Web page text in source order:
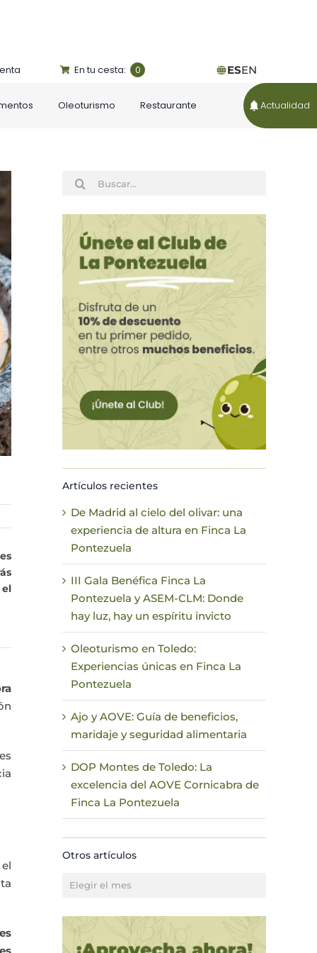
En tu cesta: 0 ESEN
Oleoturismo Restaurante Actualidad
el
Buscar:
Artículos recientes
De Madrid al cielo del olivar: una
experiencia de altura en Finca La
Pontezuela
III Gala Benéfica Finca La
Pontezuela y ASEM-CLM: Donde
hay luz, hay un espíritu invicto
Oleoturismo en Toledo:
Experiencias únicas en Finca La
Pontezuela
Ajo y AOVE: Guía de beneficios,
maridaje y seguridad alimentaria
DOP Montes de Toledo: La
excelencia del AOVE Cornicabra de
Finca La Pontezuela
Otros artículos
Otros